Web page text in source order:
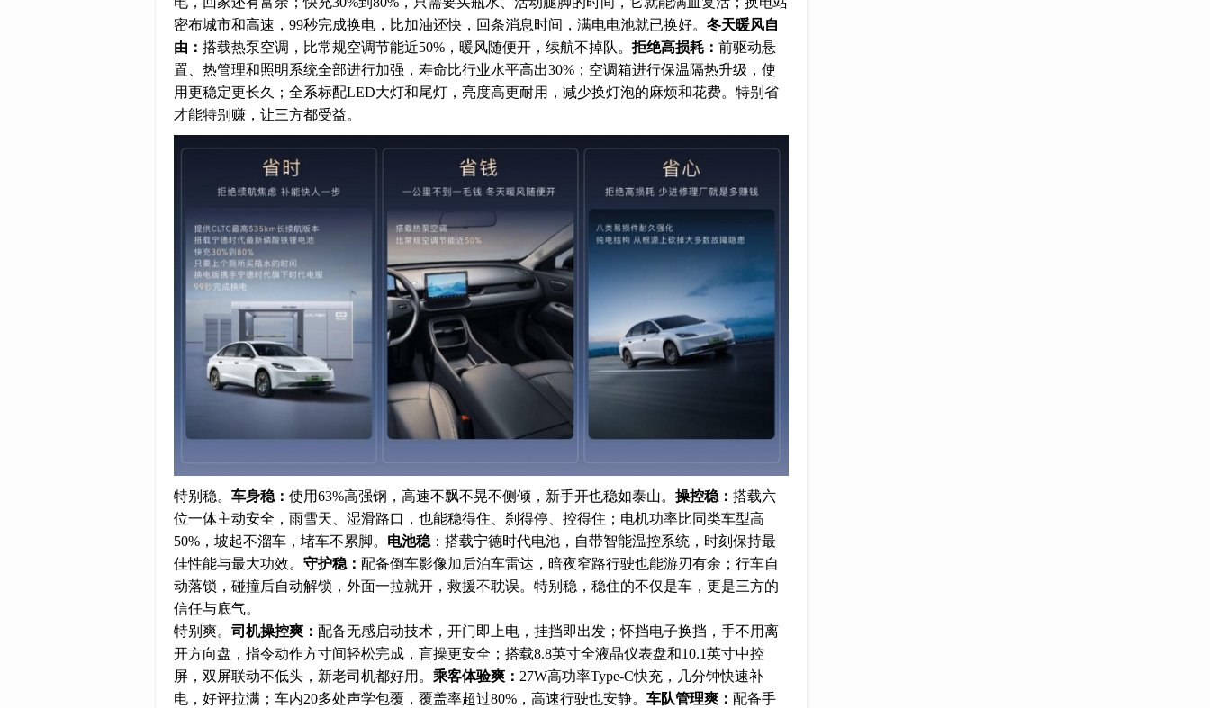
密布城市和高速，99秒完成换电，比加油还快，回条消息时间，满电电池就已换好。 冬天暖风自
由 ： 搭载热泵空调，比常规空调节能近50%，暖风随便开，续航不掉队。 拒绝高损耗： 前驱动悬
置、热管理和照明系统全部进行加强，寿命比行业水平高出30%；空调箱进行保温隔热升级，使
用更稳定更长久；全系标配LED大灯和尾灯，亮度高更耐用，减少换灯泡的麻烦和花费。特别省
才能特别赚，让三方都受益。
特别稳。 车身稳： 使用63%高强钢，高速不飘不晃不侧倾，新手开也稳如泰山。 操控稳： 搭载六
位一体主动安全，雨雪天、湿滑路口，也能稳得住、刹得停、控得住；电机功率比同类车型高
50%，坡起不溜车，堵车不累脚。 电池稳 ：搭载宁德时代电池，自带智能温控系统，时刻保持最
佳性能与最大功效。 守护稳： 配备倒车影像加后泊车雷达，暗夜窄路行驶也能游刃有余；行车自
动落锁，碰撞后自动解锁，外面一拉就开，救援不耽误。特别稳，稳住的不仅是车，更是三方的
信任与底气。
特别爽。 司机操控爽： 配备无感启动技术，开门即上电，挂挡即出发；怀挡电子换挡，手不用离
开方向盘，指令动作方寸间轻松完成，盲操更安全；搭载8.8英寸全液晶仪表盘和10.1英寸中控
屏，双屏联动不低头，新老司机都好用。 乘客体验爽： 27W高功率Type-C快充，几分钟快速补
电，好评拉满；车内20多处声学包覆，覆盖率超过80%，高速行驶也安静。 车队管理爽： 配备手